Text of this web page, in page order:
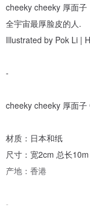
cheeky cheeky 厚面子
全宇宙最厚脸皮的人.
Illustrated by Pok Li |
-
cheeky cheeky 厚面
材质：日本和纸
尺寸：宽2cm 总长10m
产地：香港
-